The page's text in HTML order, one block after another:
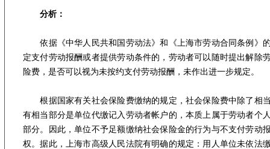
分析：
依据《中华人民共和国劳动法》和《上海市劳动合同条例》
定支付劳动报酬或者提供劳动条件的，劳动者可以随时提出解除
险费，是否可以视为未按约支付劳动报酬，未作出进一步规定。
根据国家有关社会保险费缴纳的规定，社会保险费中除了相
有相当部分是单位代缴记入劳动者帐户的，本质上属于劳动者个
部分。因此，单位不予足额缴纳社会保险金的行为与不支付劳动
权。据此，上海市高级人民法院有明确的规定：用人单位未依法